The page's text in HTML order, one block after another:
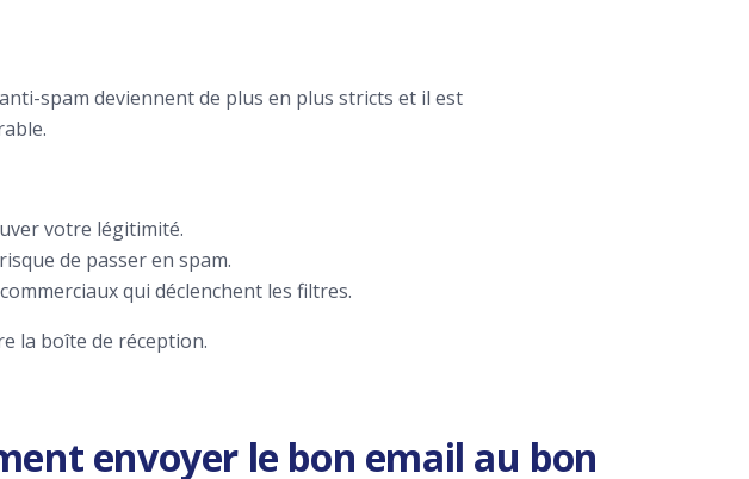
spam deviennent de plus en plus stricts et il est
votre légitimité.
de passer en spam.
qui déclenchent les filtres.
la boîte de réception.
envoyer le bon email au bon